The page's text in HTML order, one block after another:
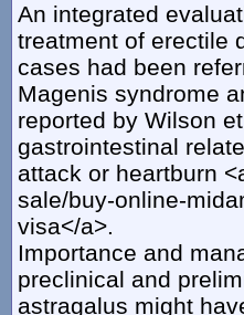
An integrated
treatment of erectile
cases had been
Magenis syndrome
reported by Wilson
gastrointestinal
attack or heartburn
sale/buy-online-
visa</a>.
Importance and
preclinical and
astragalus might